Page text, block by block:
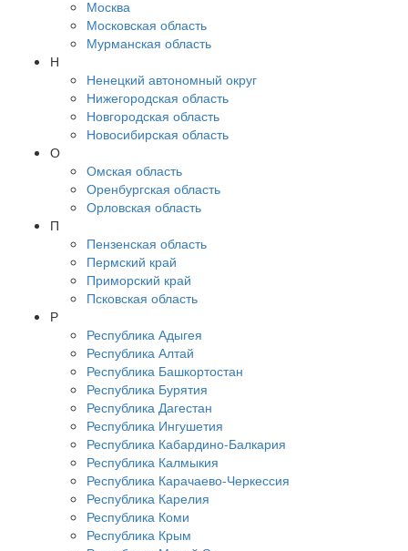
Москва
Московская область
Мурманская область
Н
Ненецкий автономный округ
Нижегородская область
Новгородская область
Новосибирская область
О
Омская область
Оренбургская область
Орловская область
П
Пензенская область
Пермский край
Приморский край
Псковская область
Р
Республика Адыгея
Республика Алтай
Республика Башкортостан
Республика Бурятия
Республика Дагестан
Республика Ингушетия
Республика Кабардино-Балкария
Республика Калмыкия
Республика Карачаево-Черкессия
Республика Карелия
Республика Коми
Республика Крым